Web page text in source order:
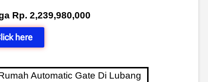
Rp. 2,239,980,000
here